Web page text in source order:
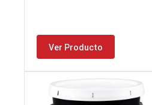
Ver Producto